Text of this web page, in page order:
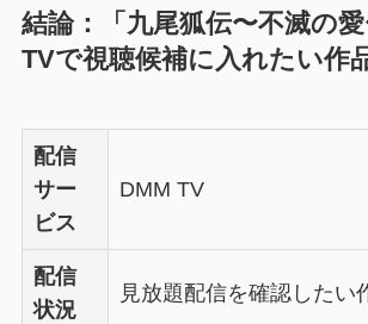
結論：「九尾狐伝〜不滅の
TVで視聴候補に入れたい作
配信
サー
ビス
DMM TV
配信
状況
見放題配信を確認したい